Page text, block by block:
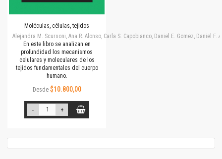
Moléculas, células, tejidos
Alejandra M. Scursoni, Ana R. Alonso, Carla S. Capobianco, Daniel E. Gomez, Daniel
En este libro se analizan en
profundidad los mecanismos
celulares y moleculares de los
tejidos fundamentales del cuerpo
humano.
Desde $10.800,00
- +